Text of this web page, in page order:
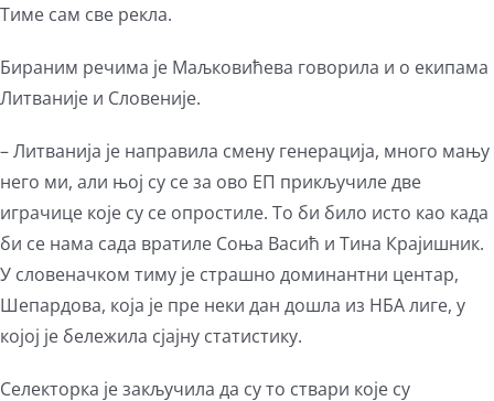
Тиме сам све рекла.
Бираним речима је Маљковићева говорила и о екипама
Литваније и Словеније.
– Литванија је направила смену генерација, много мању
него ми, али њој су се за ово ЕП прикључиле две
играчице које су се опростиле. То би било исто као када
би се нама сада вратиле Соња Васић и Тина Крајишник.
У словеначком тиму је страшно доминантни центар,
Шепардова, која је пре неки дан дошла из НБА лиге, у
којој је бележила сјајну статистику.
Селекторка је закључила да су то ствари које су